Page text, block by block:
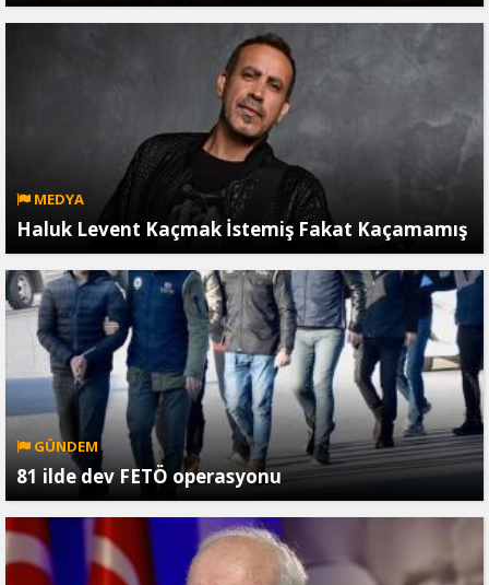
MEDYA
Haluk Levent Kaçmak İstemiş Fakat Kaçamamış
GÜNDEM
81 ilde dev FETÖ operasyonu